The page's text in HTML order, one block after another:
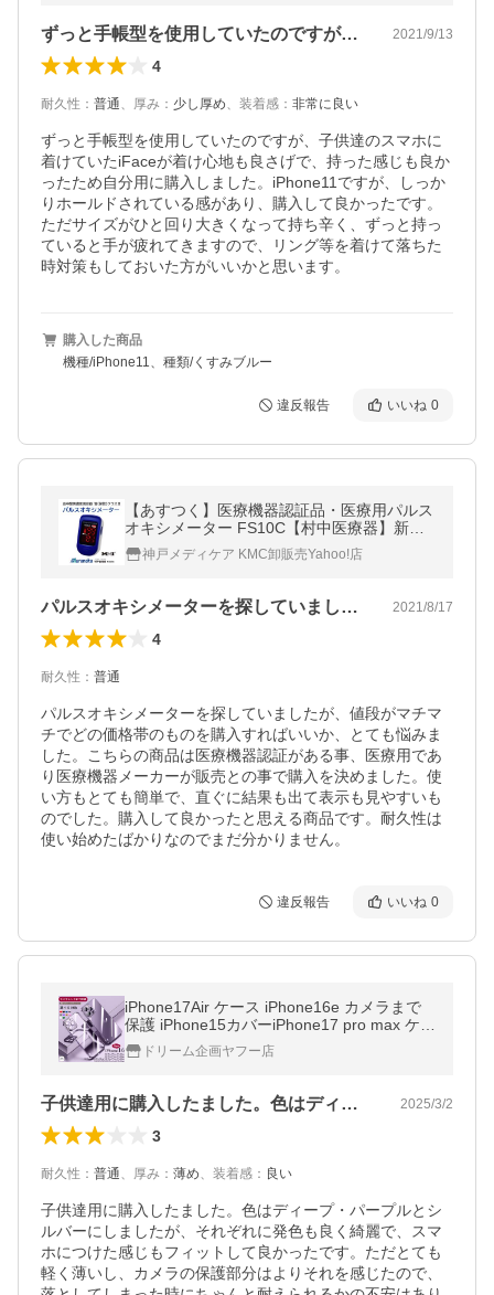
ずっと手帳型を使用していたのですが、子… 2021/9/13
4
耐久性 ： 普通、 厚み ： 少し厚め、 装着感 ： 非常に良い
ずっと手帳型を使用していたのですが、子供達のスマホに
着けていたiFaceが着け心地も良さげで、持った感じも良か
ったため自分用に購入しました。iPhone11ですが、しっか
りホールドされている感があり、購入して良かったです。
ただサイズがひと回り大きくなって持ち辛く、ずっと持っ
ていると手が疲れてきますので、リング等を着けて落ちた
時対策もしておいた方がいいかと思います。
購入した商品
機種/iPhone11、種類/くすみブルー
違反報告 いいね 0
【あすつく】医療機器認証品・医療用パルス
オキシメーター FS10C【村中医療器】新型
コロナ感染症対策本部に採用！動脈血酸素飽
和度(SpO2)測定器
神戸メディケア KMC卸販売Yahoo!店
パルスオキシメーターを探していましたが… 2021/8/17
4
耐久性 ： 普通
パルスオキシメーターを探していましたが、値段がマチマ
チでどの価格帯のものを購入すればいいか、とても悩みま
した。こちらの商品は医療機器認証がある事、医療用であ
り医療機器メーカーが販売との事で購入を決めました。使
い方もとても簡単で、直ぐに結果も出て表示も見やすいも
のでした。購入して良かったと思える商品です。耐久性は
使い始めたばかりなのでまだ分かりません。
違反報告 いいね 0
iPhone17Air ケース iPhone16e カメラまで
保護 iPhone15カバーiPhone17 pro max ケー
ス iPhonese 3ケース耐衝撃 13 スマホケース
iPhone14 ケース iPhone12 pro
ドリーム企画ヤフー店
子供達用に購入したました。色はディープ… 2025/3/2
3
耐久性 ： 普通、 厚み ： 薄め、 装着感 ： 良い
子供達用に購入したました。色はディープ・パープルとシ
ルバーにしましたが、それぞれに発色も良く綺麗で、スマ
ホにつけた感じもフィットして良かったです。ただとても
軽く薄いし、カメラの保護部分はよりそれを感じたので、